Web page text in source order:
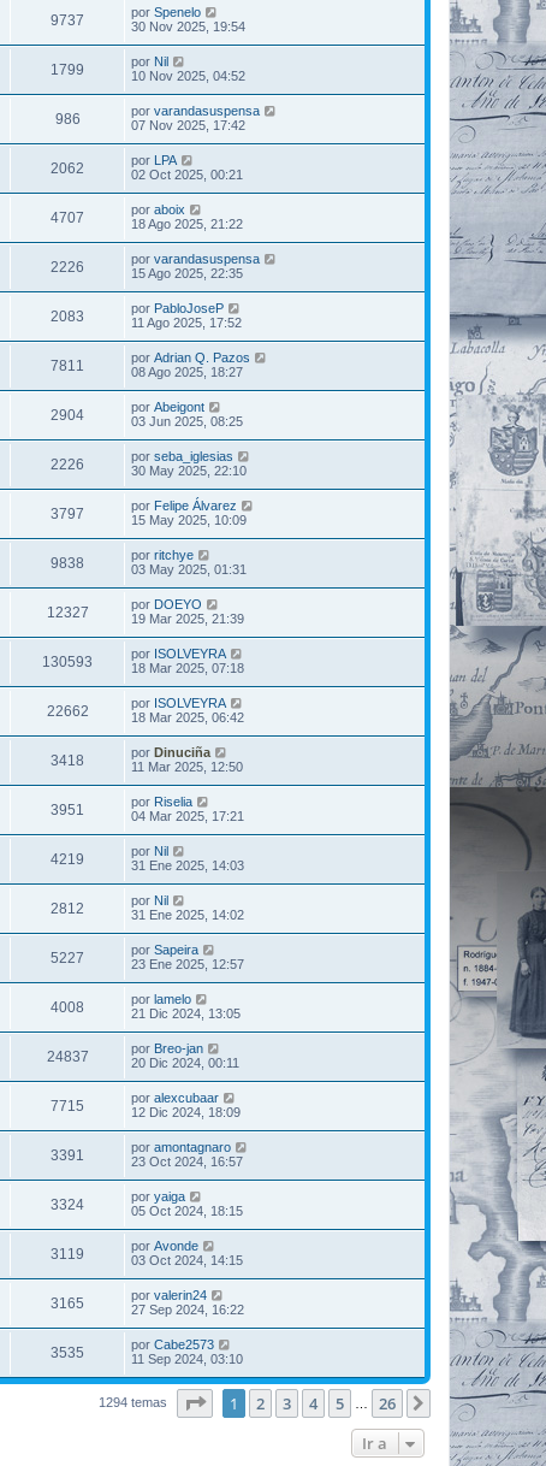
9737 por Spenelo
30 Nov 2025, 19:54
1799 por Nil
10 Nov 2025, 04:52
986 por varandasuspensa
07 Nov 2025, 17:42
2062 por LPA
02 Oct 2025, 00:21
4707 por aboix
18 Ago 2025, 21:22
2226 por varandasuspensa
15 Ago 2025, 22:35
2083 por PabloJoseP
11 Ago 2025, 17:52
7811 por Adrian Q. Pazos
08 Ago 2025, 18:27
2904 por Abeigont
03 Jun 2025, 08:25
2226 por seba_iglesias
30 May 2025, 22:10
3797 por Felipe Álvarez
15 May 2025, 10:09
9838 por ritchye
03 May 2025, 01:31
12327 por DOEYO
19 Mar 2025, 21:39
130593 por ISOLVEYRA
18 Mar 2025, 07:18
22662 por ISOLVEYRA
18 Mar 2025, 06:42
3418 por Dinuciña
11 Mar 2025, 12:50
3951 por Riselia
04 Mar 2025, 17:21
4219 por Nil
31 Ene 2025, 14:03
2812 por Nil
31 Ene 2025, 14:02
5227 por Sapeira
23 Ene 2025, 12:57
4008 por lamelo
21 Dic 2024, 13:05
24837 por Breo-jan
20 Dic 2024, 00:11
7715 por alexcubaar
12 Dic 2024, 18:09
3391 por amontagnaro
23 Oct 2024, 16:57
3324 por yaiga
05 Oct 2024, 18:15
3119 por Avonde
03 Oct 2024, 14:15
3165 por valerin24
27 Sep 2024, 16:22
3535 por Cabe2573
11 Sep 2024, 03:10
1294 temas Página1 de 26
1 2 3 4 5 26 Siguiente
Ir a